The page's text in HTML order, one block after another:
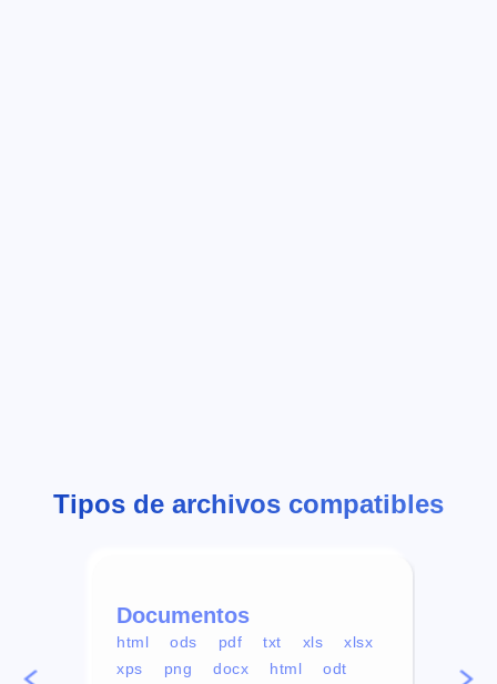
Tipos de archivos compatibles
Documentos
html ods pdf txt xls
xlsx
xps
png docx html
odt
mp4